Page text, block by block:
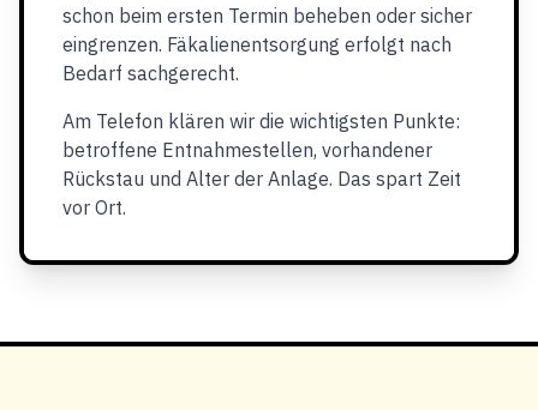
schon beim ersten Termin beheben oder sicher
eingrenzen. Fäkalienentsorgung erfolgt nach
Bedarf sachgerecht.
Am Telefon klären wir die wichtigsten Punkte:
betroffene Entnahmestellen, vorhandener
Rückstau und Alter der Anlage. Das spart Zeit
vor Ort.